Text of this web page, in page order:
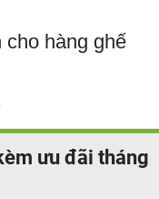
hàng ghế
ưu đãi tháng